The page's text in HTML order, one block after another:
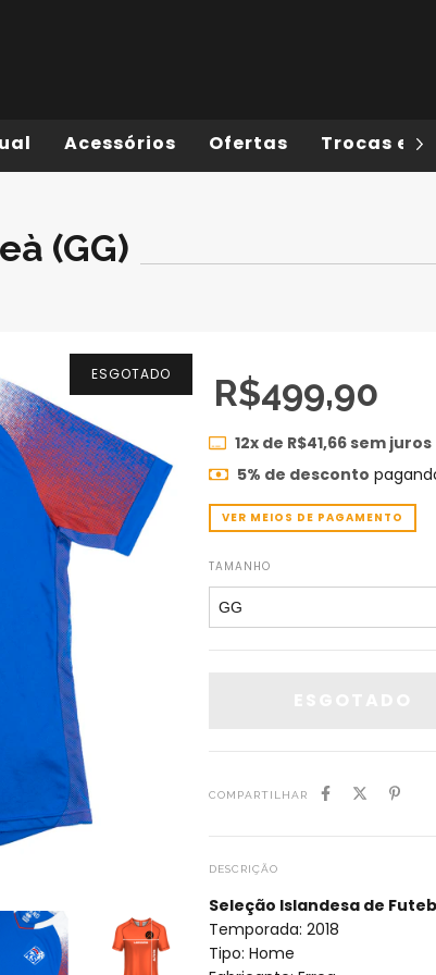
Acessórios Ofertas Trocas e
(GG)
ESGOTADO R$499,90
12x de R$41,66sem juros
5% de desconto
VER MEIOS DE PAGAMENTO
TAMANHO
COMPARTILHAR
DESCRIÇÃO
Seleção Islandesa de
Temporada: 2018
Tipo: Home